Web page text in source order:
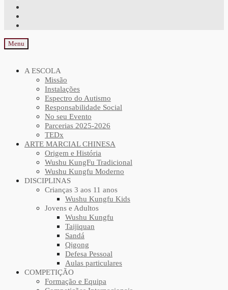
Menu
A ESCOLA
Missão
Instalações
Espectro do Autismo
Responsabilidade Social
No seu Evento
Parcerias 2025-2026
TEDx
ARTE MARCIAL CHINESA
Origem e História
Wushu KungFu Tradicional
Wushu Kungfu Moderno
DISCIPLINAS
Crianças 3 aos 11 anos
Wushu Kungfu Kids
Jovens e Adultos
Wushu Kungfu
Taijiquan
Sandá
Qigong
Defesa Pessoal
Aulas particulares
COMPETIÇÃO
Formação e Equipa